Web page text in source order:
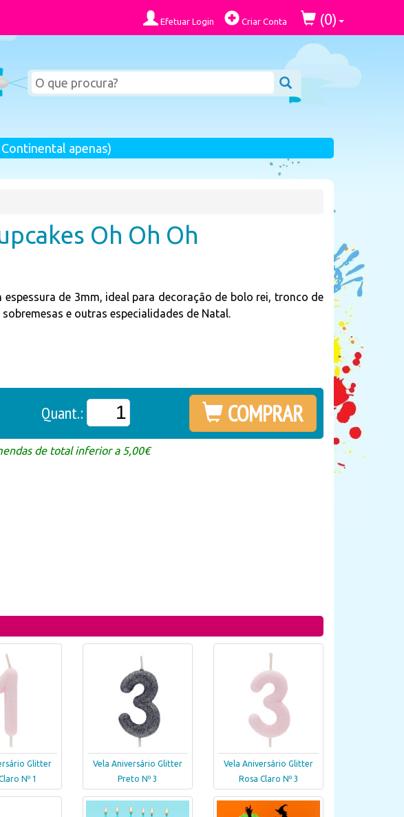
Efetuar Login Criar Conta (0)
apenas)
Oh Oh Oh
espessura de 3mm, ideal para decoração de bolo rei, tronco de
e outras especialidades de Natal.
Quant.: COMPRAR
de total inferior a 5,00€
Glitter
Nº 1
Vela Aniversário Glitter
Preto Nº 3
Vela Aniversário Glitter
Rosa Claro Nº 3